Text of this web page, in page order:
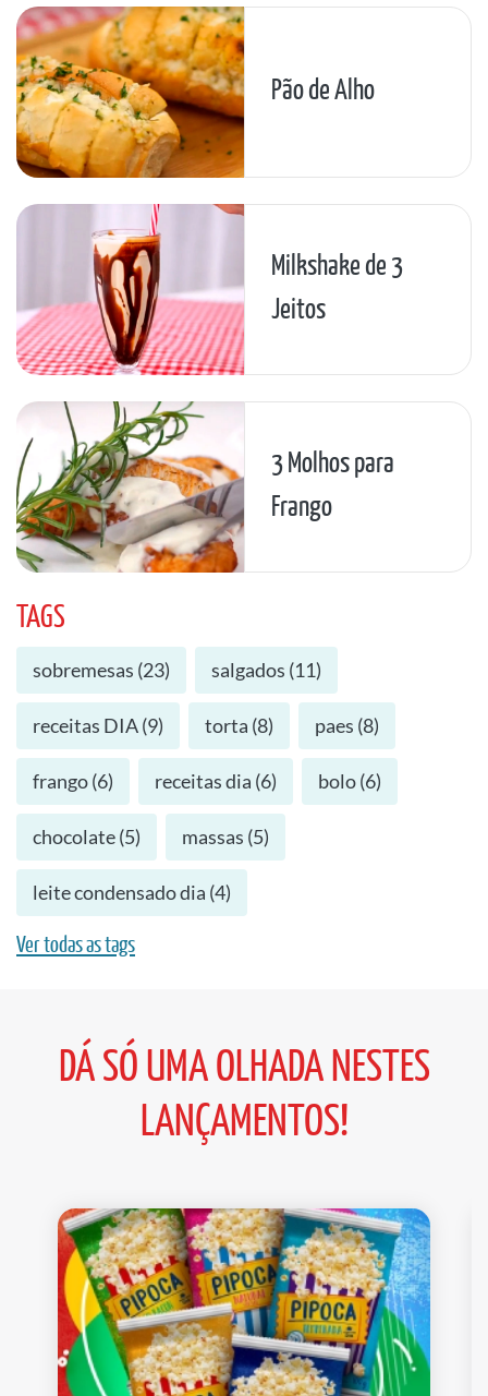
Pão de Alho
Milkshake de 3
Jeitos
3 Molhos para
Frango
TAGS
sobremesas (23) salgados (11)
receitas DIA(9) torta (8) paes (8)
frango(6) receitas dia (6) bolo(6)
chocolate(5) massas (5)
leite condensado dia (4)
Ver todas as tags
DÁ SÓ UMA OLHADA NESTES
LANÇAMENTOS!